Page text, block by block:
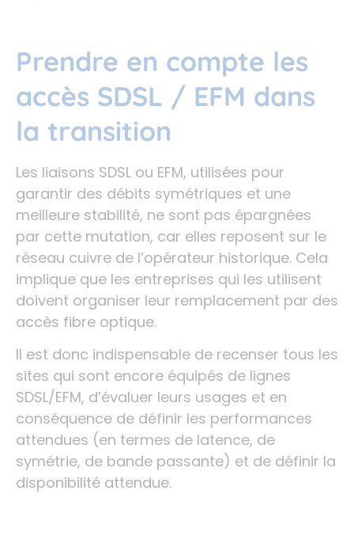
Prendre en compte les
accès SDSL / EFM dans
la transition
Les liaisons SDSL ou EFM, utilisées pour
garantir des débits symétriques et une
meilleure stabilité, ne sont pas épargnées
par cette mutation, car elles reposent sur le
réseau cuivre de l’opérateur historique. Cela
implique que les entreprises qui les utilisent
doivent organiser leur remplacement par des
accès fibre optique.
Il est donc indispensable de recenser tous les
sites qui sont encore équipés de lignes
SDSL/EFM, d’évaluer leurs usages et en
conséquence de définir les performances
attendues (en termes de latence, de
symétrie, de bande passante) et de définir la
disponibilité attendue.